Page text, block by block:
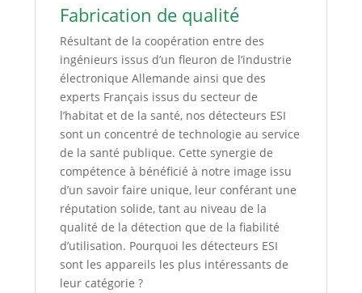
Fabrication de qualité
Résultant de la coopération entre des
ingénieurs issus d’un fleuron de l’industrie
électronique Allemande ainsi que des
experts Français issus du secteur de
l’habitat et de la santé, nos détecteurs ESI
sont un concentré de technologie au service
de la santé publique. Cette synergie de
compétence à bénéficié à notre image issu
d’un savoir faire unique, leur conférant une
réputation solide, tant au niveau de la
qualité de la détection que de la fiabilité
d’utilisation. Pourquoi les détecteurs ESI
sont les appareils les plus intéressants de
leur catégorie ?